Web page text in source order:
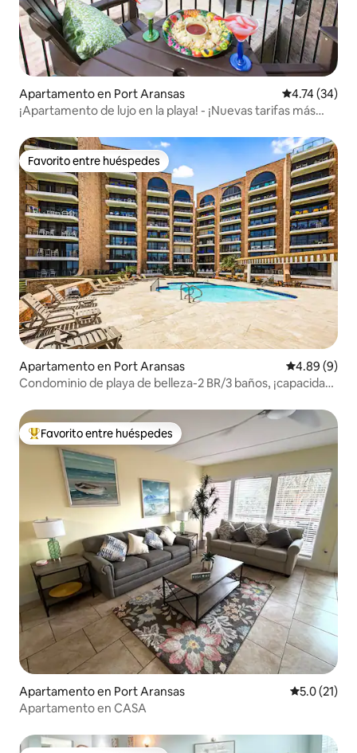
Apartamento en Port Aransas Calificación
4.74 (34)
¡Apartamento de lujo en la playa! - ¡Nuevas tarifas más
Favorito entre huéspedes
Favorito entre huéspedes
Apartamento en Port Aransas Calificación
4.89 (9)
Condominio de playa de belleza-2 BR/3 baños, ¡capacidad
Favorito entre huéspedes preferido
Favorito entre huéspedes
Apartamento en Port Aransas Calificación
5.0 (21)
Apartamento en CASA